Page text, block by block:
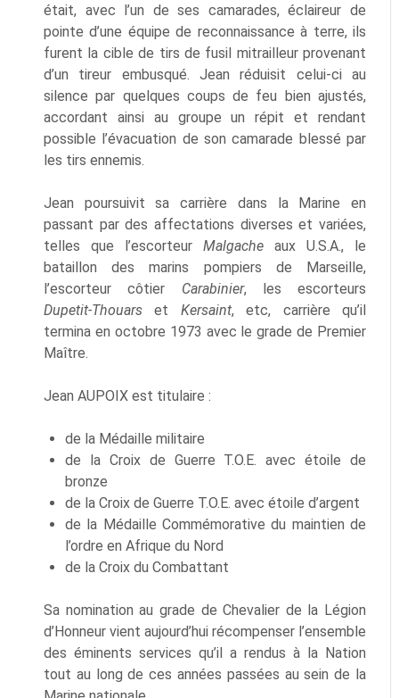
était, avec l’un de ses camarades, éclaireur de
pointe d’une équipe de reconnaissance à terre, ils
furent la cible de tirs de fusil mitrailleur provenant
d’un tireur embusqué. Jean réduisit celui-ci au
silence par quelques coups de feu bien ajustés,
accordant ainsi au groupe un répit et rendant
possible l’évacuation de son camarade blessé par
les tirs ennemis.
Jean poursuivit sa carrière dans la Marine en
passant par des affectations diverses et variées,
telles que l’escorteur Malgache aux U.S.A., le
bataillon des marins pompiers de Marseille,
l’escorteur côtier Carabinier, les escorteurs
Dupetit-Thouars et Kersaint, etc, carrière qu’il
termina en octobre 1973 avec le grade de Premier
Maître.
Jean AUPOIX est titulaire :
de la Médaille militaire
de la Croix de Guerre T.O.E. avec étoile de
bronze
de la Croix de Guerre T.O.E. avec étoile d’argent
de la Médaille Commémorative du maintien de
l’ordre en Afrique du Nord
de la Croix du Combattant
Sa nomination au grade de Chevalier de la Légion
d’Honneur vient aujourd’hui récompenser l’ensemble
des éminents services qu’il a rendus à la Nation
tout au long de ces années passées au sein de la